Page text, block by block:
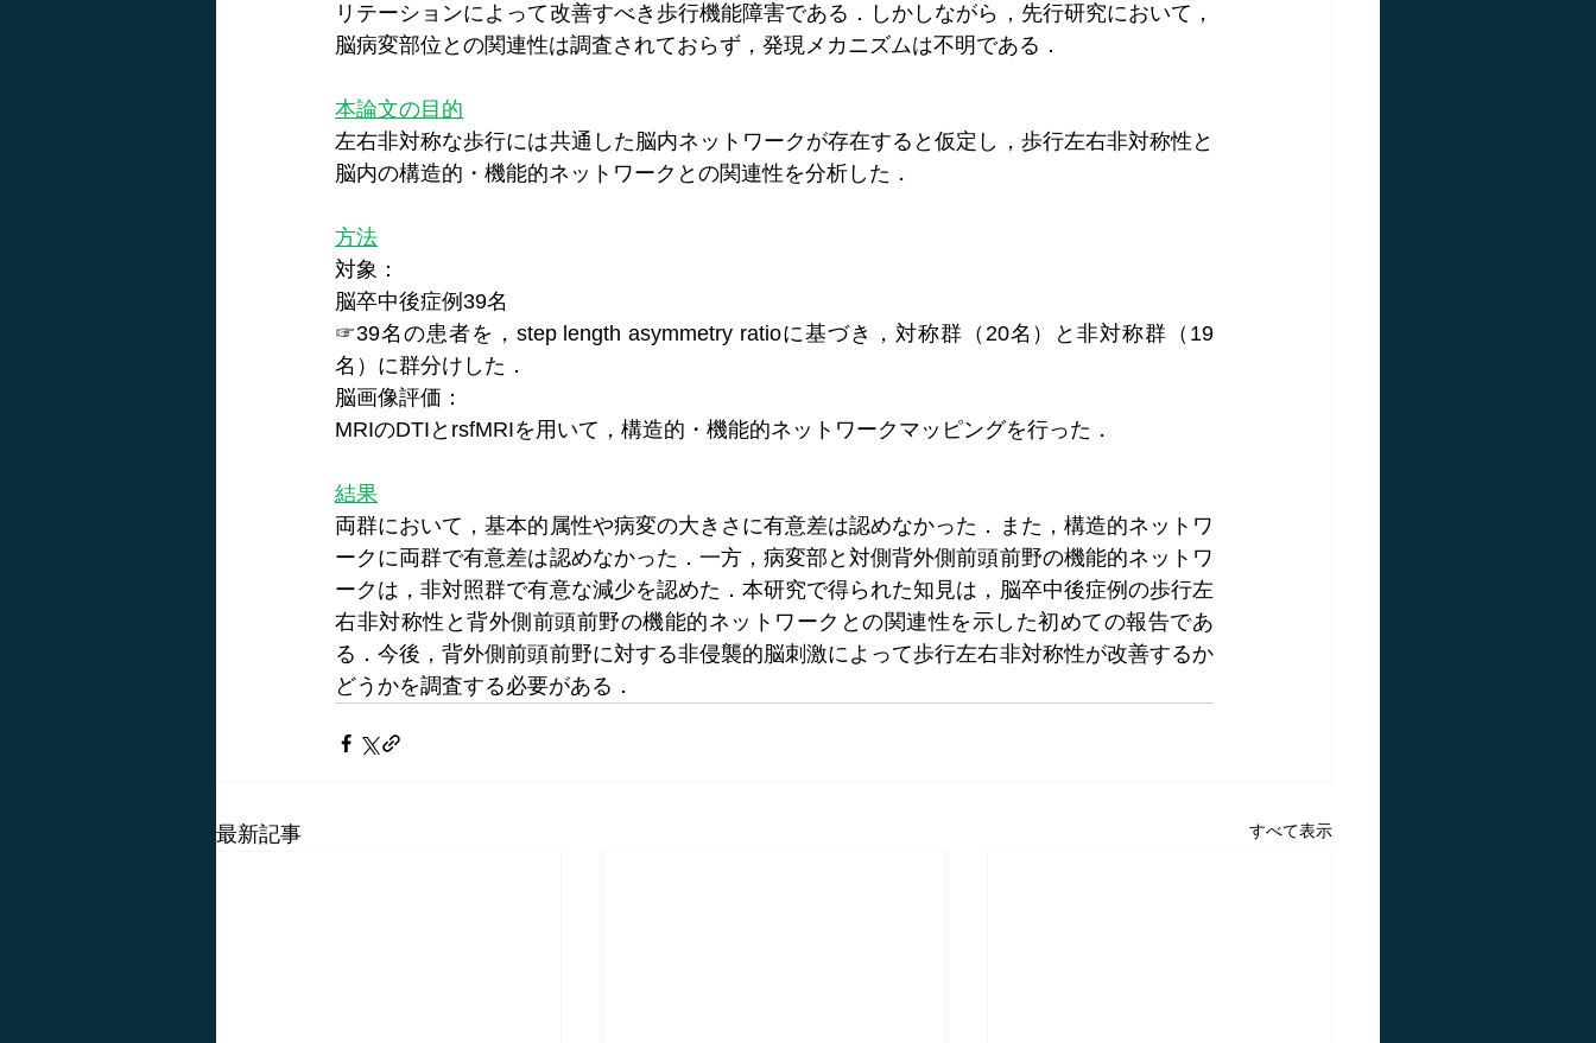
リテーションによって改善すべき歩行機能障害である．しかしながら，先行研究において，
脳病変部位との関連性は調査されておらず，発現メカニズムは不明である．
本論文の目的
左右非対称な歩行には共通した脳内ネットワークが存在すると仮定し，歩行左右非対称性と
脳内の構造的・機能的ネットワークとの関連性を分析した．
方法
対象：
脳卒中後症例39名
☞39名の患者を，step length asymmetry ratioに基づき，対称群（20名）と非対称群（19
名）に群分けした．
脳画像評価：
MRIのDTIとrsfMRIを用いて，構造的・機能的ネットワークマッピングを行った．
結果
両群において，基本的属性や病変の大きさに有意差は認めなかった．また，構造的ネットワ
ークに両群で有意差は認めなかった．一方，病変部と対側背外側前頭前野の機能的ネットワ
ークは，非対照群で有意な減少を認めた．本研究で得られた知見は，脳卒中後症例の歩行左
右非対称性と背外側前頭前野の機能的ネットワークとの関連性を示した初めての報告であ
る．今後，背外側前頭前野に対する非侵襲的脳刺激によって歩行左右非対称性が改善するか
どうかを調査する必要がある．
最新記事 すべて表示